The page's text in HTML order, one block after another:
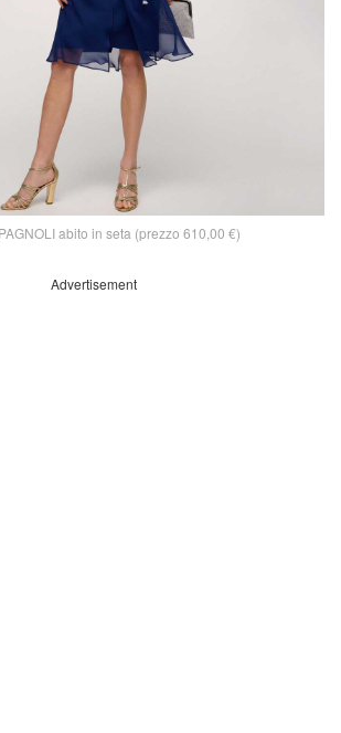
abito in seta (prezzo 610,00 €)
Advertisement